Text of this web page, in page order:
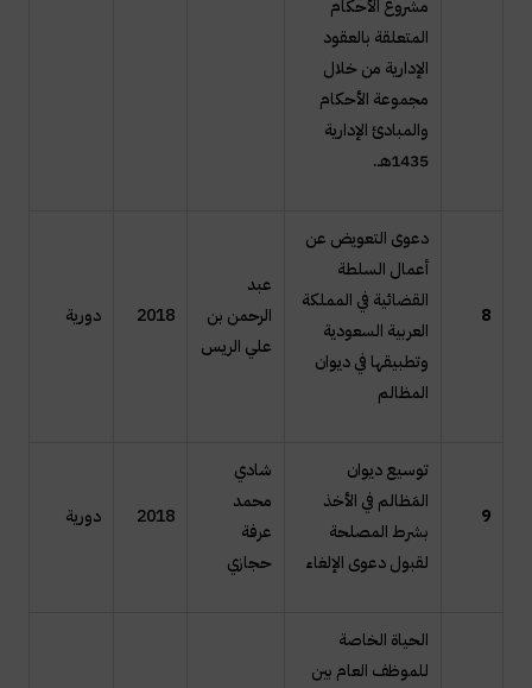
مشروع الأحكام
المتعلقة بالعقود
الإدارية من خلال
مجموعة الأحكام
والمبادئ الإدارية
1435هـ.
8
دعوى التعويض عن
أعمال السلطة
القضائية في المملكة
العربية السعودية
وتطبيقها في ديوان
المظالم
عبد
الرحمن بن
علي الريس
2018 دورية
9
توسيع ديوان
المَظالم في الأخذ
بشرط المصلحة
لقبول دعوى الإلغاء
شادي
محمد
عرفة
حجازي
2018 دورية
الحياة الخاصة
للموظف العام بين